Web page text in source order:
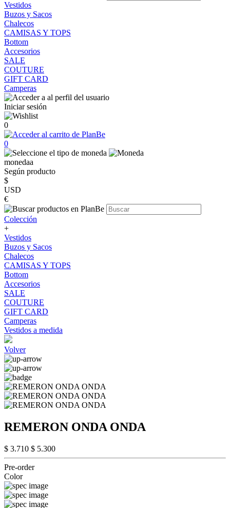
Vestidos
Buzos y Sacos
Chalecos
CAMISAS Y TOPS
Bottom
Accesorios
SALE
COUTURE
GIFT CARD
Camperas
Iniciar sesión
0
0
monedaa
Según producto
$
USD
€
Colección
+
Vestidos
Buzos y Sacos
Chalecos
CAMISAS Y TOPS
Bottom
Accesorios
SALE
COUTURE
GIFT CARD
Camperas
Vestidos a medida
Volver
REMERON ONDA ONDA
$ 3.710 $ 5.300
Pre-order
Color